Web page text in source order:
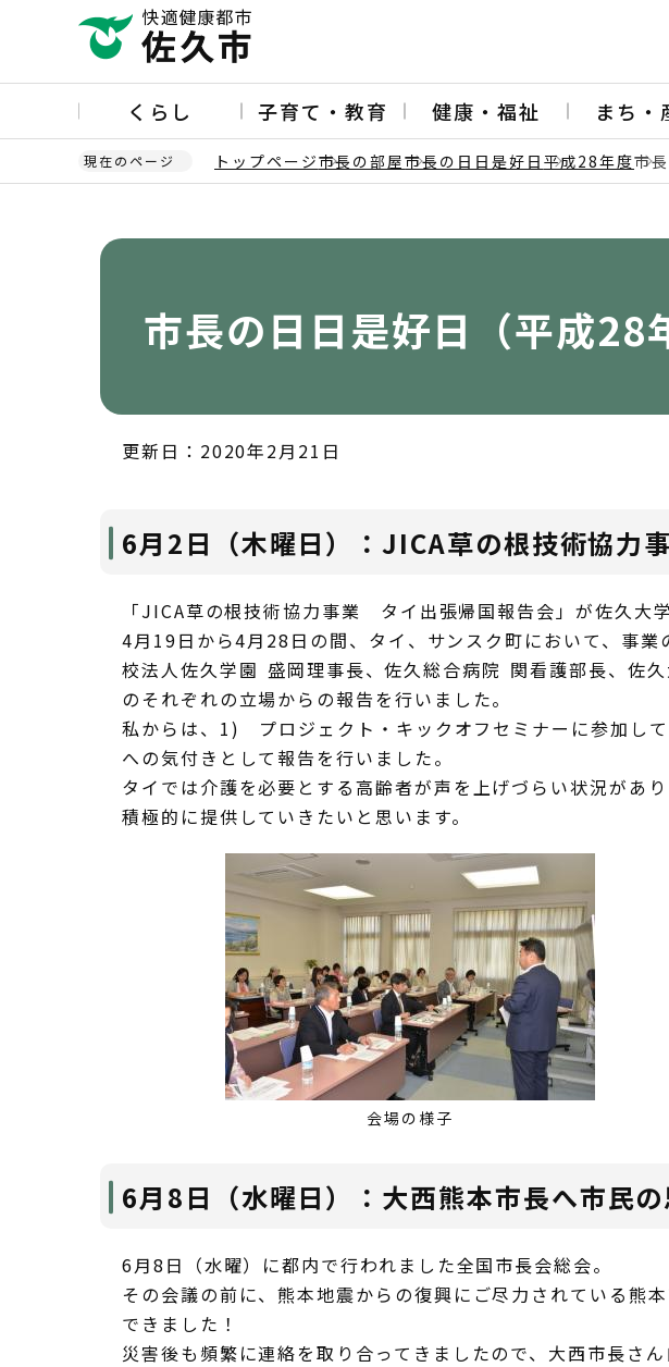
ー
の
くらし 子育て・教育 健康・福祉 まち・
現在のページ トップページ市長の部屋市長の日日是好日 平成28年度市
市長の日日是好日（平成28
更新日：2020年2月21日
6月2日（木曜日）：JICA草の根技術協力
「JICA草の根技術協力事業 タイ出張帰国報告会」が佐久大
4月19日から4月28日の間、タイ、サンスク町において、事
校法人佐久学園 盛岡理事長、佐久総合病院 関看護部長、佐
のそれぞれの立場からの報告を行いました。
私からは、1) プロジェクト・キックオフセミナーに参加し
への気付きとして報告を行いました。
タイでは介護を必要とする高齢者が声を上げづらい状況があ
積極的に提供していきたいと思います。
会場の様子
6月8日（水曜日）：大西熊本市長へ市民
6月8日（水曜）に都内で行われました全国市長会総会。
その会議の前に、熊本地震からの復興にご尽力されている熊
できました！
災害後も頻繁に連絡を取り合ってきましたので、大西市長さ